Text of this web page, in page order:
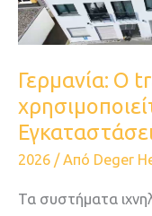
Γερμανία: O
2026 / Από Deger
Τα συστήματα
χρησιμοποιείται
και
Εγκαταστάσεις
σε
Στέγες